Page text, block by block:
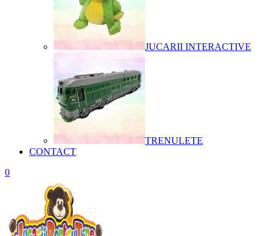
JUCARII INTERACTIVE
TRENULETE
CONTACT
0